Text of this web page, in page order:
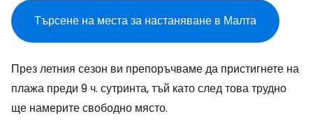
Търсене на места за настаняване в Малта
През летния сезон ви препоръчваме да пристигнете на
плажа преди 9 ч. сутринта, тъй като след това трудно
ще намерите свободно място.